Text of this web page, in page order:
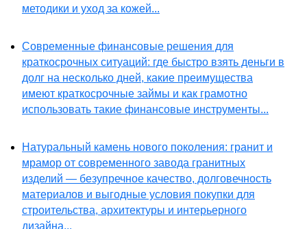
методики и уход за кожей...
Современные финансовые решения для
краткосрочных ситуаций: где быстро взять деньги в
долг на несколько дней, какие преимущества
имеют краткосрочные займы и как грамотно
использовать такие финансовые инструменты...
Натуральный камень нового поколения: гранит и
мрамор от современного завода гранитных
изделий — безупречное качество, долговечность
материалов и выгодные условия покупки для
строительства, архитектуры и интерьерного
дизайна...